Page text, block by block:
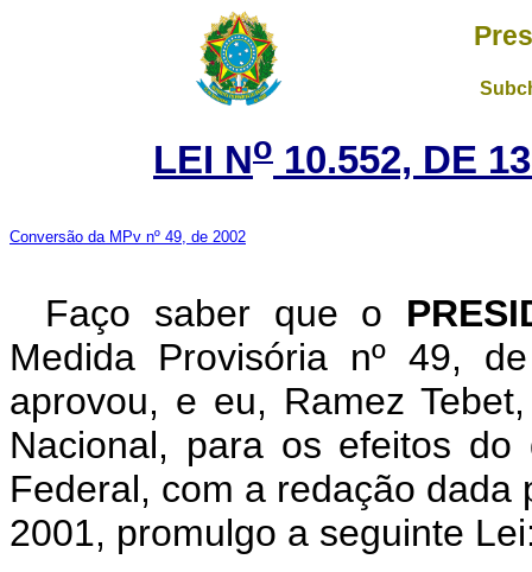
LEI No 10.552, DE
Conversão da MPv nº 49, de 2002
Faço saber que o
Medida Provisória nº 49,
aprovou, e eu, Ramez
Nacional, para os efeitos
Federal, com a redação dada
2001, promulgo a seguinte